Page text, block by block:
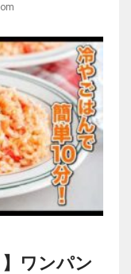
ワンパン